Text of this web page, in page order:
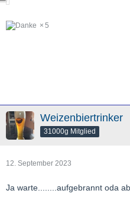
5
Weizenbiertrinker
31000g Mitglied
12. September 2023
Ja warte........aufgebrannt oda